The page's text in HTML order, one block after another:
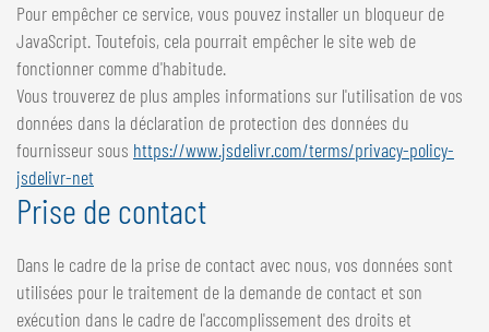
Pour empêcher ce service, vous pouvez installer un bloqueur de
JavaScript. Toutefois, cela pourrait empêcher le site web de
fonctionner comme d'habitude.
Vous trouverez de plus amples informations sur l'utilisation de vos
données dans la déclaration de protection des données du
fournisseur sous https://www.jsdelivr.com/terms/privacy-policy-
jsdelivr-net
Prise de contact
Dans le cadre de la prise de contact avec nous, vos données sont
utilisées pour le traitement de la demande de contact et son
exécution dans le cadre de l'accomplissement des droits et